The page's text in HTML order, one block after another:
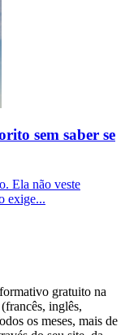
sem saber se
Ela não veste
exige...
gratuito na
inglês,
os meses, mais de